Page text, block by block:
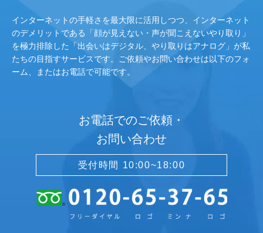
インターネットの手軽さを最大限に活用しつつ、インターネット
のデメリットである「顔が見えない・声が聞こえないやり取り」
を極力排除した「出会いはデジタル、やり取りはアナログ」が私
たちの目指すサービスです。ご依頼やお問い合わせは以下のフォ
ーム、またはお電話で可能です。
お電話でのご依頼・
お問い合わせ
受付時間 10:00~18:00